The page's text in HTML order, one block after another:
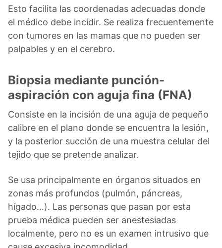
Esto facilita las coordenadas adecuadas donde
el médico debe incidir. Se realiza frecuentemente
con tumores en las mamas que no pueden ser
palpables y en el cerebro.
Biopsia mediante punción-
aspiración con aguja fina (FNA)
Consiste en la incisión de una aguja de pequeño
calibre en el plano donde se encuentra la lesión,
y la posterior succión de una muestra celular del
tejido que se pretende analizar.
Se usa principalmente en órganos situados en
zonas más profundos (pulmón, páncreas,
hígado…). Las personas que pasan por esta
prueba médica pueden ser anestesiadas
localmente, pero no es un examen intrusivo que